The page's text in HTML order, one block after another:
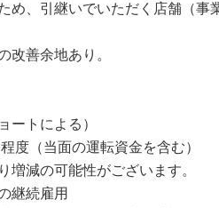
め、引継いでいただく店舗（事
改善余地あり。
ートによる）
度（当面の運転資金を含む）
増減の可能性がございます。
継続雇用